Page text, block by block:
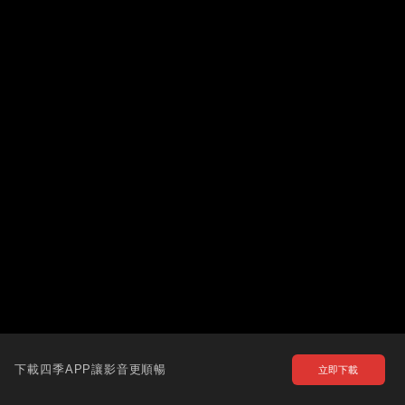
下載四季APP讓影音更順暢 立即下載